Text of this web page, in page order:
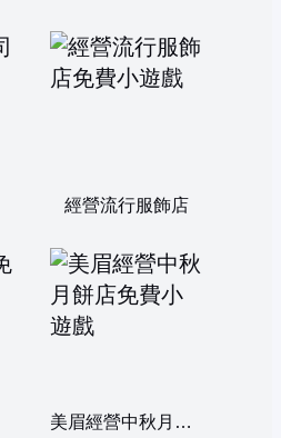
經營流行服飾店
美眉經營中秋月餅店